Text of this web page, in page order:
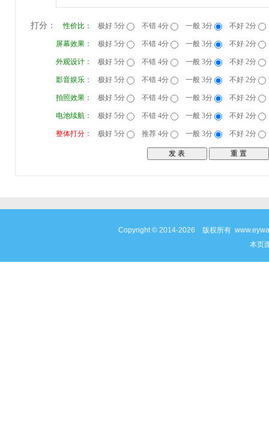
打分： 性价比： 极好 5分 不错 4分 一般 3分 不好 2分
屏幕效果： 极好 5分 不错 4分 一般 3分 不好 2分
外观设计： 极好 5分 不错 4分 一般 3分 不好 2分
影音娱乐： 极好 5分 不错 4分 一般 3分 不好 2分
拍照效果： 极好 5分 不错 4分 一般 3分 不好 2分
电池续航： 极好 5分 不错 4分 一般 3分 不好 2分
整体打分： 极好 5分 推荐 4分 一般 3分 不好 2分
Copyright © 2014-2026 版权所有
本页